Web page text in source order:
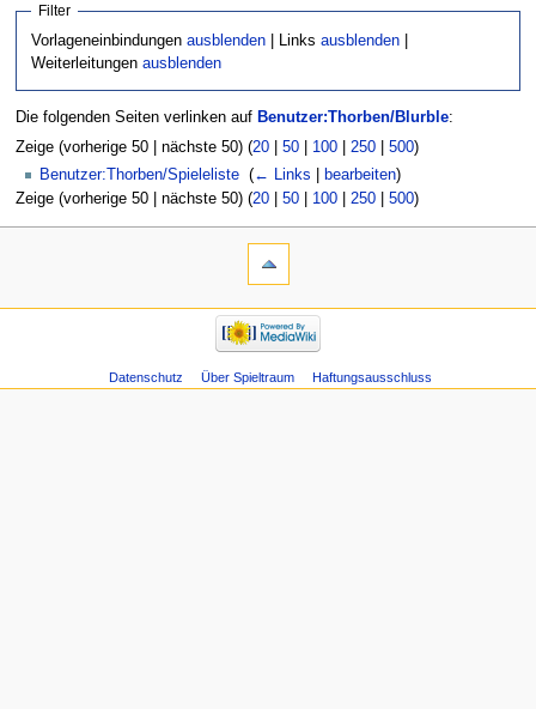
Filter
Vorlageneinbindungenausblenden | Linksausblenden
Weiterleitungenausblenden
Die folgenden Seiten verlinken auf Benutzer:Thorben/Blurble:
Zeige (vorherige 50 | nächste 50) (20| 50| 100| 250| 500)
Benutzer:Thorben/Spieleliste (← Links bearbeiten)
Zeige (vorherige 50 | nächste 50) (20| 50| 100| 250| 500)
Datenschutz Über Spieltraum Haftungsausschluss